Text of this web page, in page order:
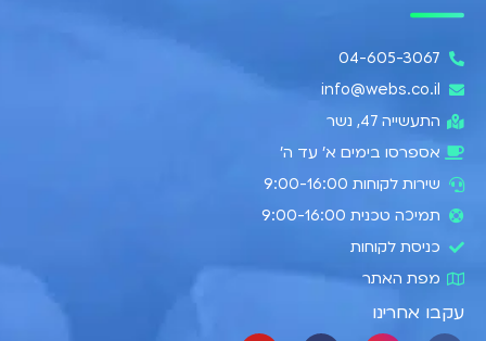
04-605-3067
info@webs.co.il
התעשייה 47, נשר​
אספרסו בימים א’ עד ה׳
שירות לקוחות 9:00-16:00
תמיכה טכנית 9:00-16:00
כניסת לקוחות
מפת האתר
עקבו אחרינו